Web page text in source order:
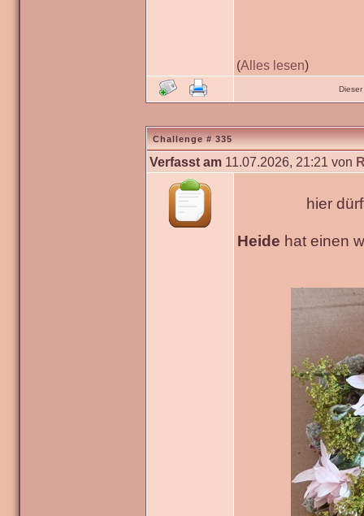
(Alles lesen)
Challenge # 335
Verfasst am 11.07.2026, 21:21 von
hier
Heide hat einen